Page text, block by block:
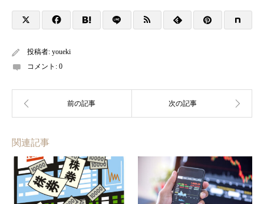
投稿者: youeki
コメント: 0
関連記事